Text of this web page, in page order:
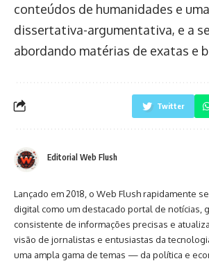
conteúdos de humanidades e
dissertativa-argumentativa, e a
abordando matérias de exatas e
Twitter
Editorial Web Flush
Lançado em 2018, o Web Flush rapidamente
digital como um destacado portal de notícias,
consistente de informações precisas e
visão de jornalistas e entusiastas da
uma ampla gama de temas — da política e